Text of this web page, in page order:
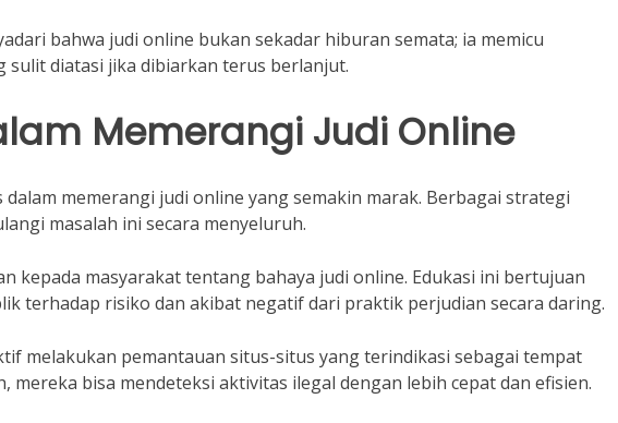
bahwa judi online bukan sekadar hiburan semata; ia memicu
sulit diatasi jika dibiarkan terus berlanjut.
Memerangi Judi Online
memerangi judi online yang semakin marak. Berbagai strategi
masalah ini secara menyeluruh.
kepada masyarakat tentang bahaya judi online. Edukasi ini bertujuan
terhadap risiko dan akibat negatif dari praktik perjudian secara daring.
melakukan pemantauan situs-situs yang terindikasi sebagai tempat
mereka bisa mendeteksi aktivitas ilegal dengan lebih cepat dan efisien.